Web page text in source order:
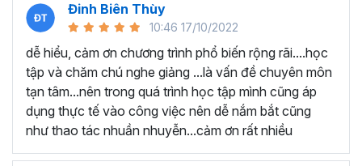
khác, phù hợp với tất cả mọi đối tượng muốn tỏa
sáng nơi công sở với thủ thuật Excel nâng cao thông
minh và tạo kết quả bất ngờ trong công việc.
Bạn sẽ tự tin xử lý được mọi việc trên các công cụ
Excel một cách chuyên nghiệp giúp đẩy nhân được
tiến độ công việc, nâng cao hiệu suất làm việc lên
tới 5 lần.
Đinh Biên Thùy
10:46 17/10/2022
dễ hiểu, cảm ơn chương trình phổ biến rộng rãi....học
tập và chăm chú nghe giảng ...là vấn đề chuyên môn
tạn tâm...nên trong quá trình học tập mình cũng áp
dụng thực tế vào công việc nên dễ nắm bắt cũng
như thao tác nhuần nhuyễn...cảm ơn rất nhiều